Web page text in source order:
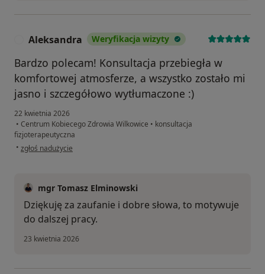
Aleksandra Weryfikacja wizyty
Bardzo polecam! Konsultacja przebiegła w
komfortowej atmosferze, a wszystko zostało mi
jasno i szczegółowo wytłumaczone :)
22 kwietnia 2026
• Centrum Kobiecego Zdrowia Wilkowice • konsultacja
fizjoterapeutyczna
• w opinii użytkownika Aleksandra
zgłoś nadużycie
mgr Tomasz Elminowski
Dziękuję za zaufanie i dobre słowa, to motywuje
do dalszej pracy.
23 kwietnia 2026